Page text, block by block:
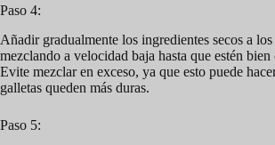
Paso 4:
Añadir gradualmente los ingredientes secos a
mezclando a velocidad baja hasta que estén bien
Evite mezclar en exceso, ya que esto puede
galletas queden más duras.
Paso 5: